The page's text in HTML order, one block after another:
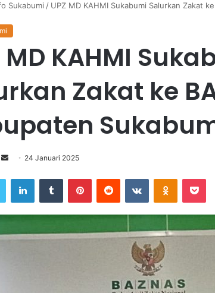
Sukabumi / UPZ MD KAHMI Sukabumi Salurkan Zakat
MD KAHMI
Zakat ke
Send
email
24 Januari 2025
Twitter LinkedInTumblr PinterestReddit VKontakte